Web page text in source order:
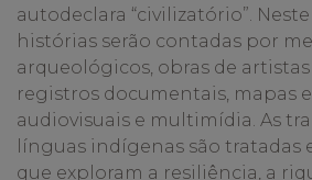
autodeclara “civilizatório”.
histórias serão contadas por
arqueológicos, obras de
registros documentais, mapas
audiovisuais e multimídia. As
línguas indígenas são tratadas
que exploram a resiliência, a